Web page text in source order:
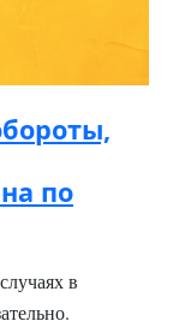
по
в